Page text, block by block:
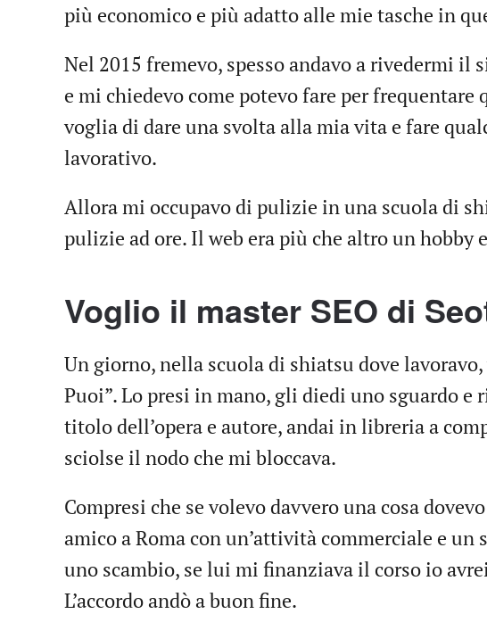
più economico e più adatto alle mie tasche in
Nel 2015 fremevo, spesso andavo a rivedermi
e mi chiedevo come potevo fare per
voglia di dare una svolta alla mia vita e fare
lavorativo.
Allora mi occupavo di pulizie in una scuola di
pulizie ad ore. Il web era più che altro un hobby
Voglio il master SEO di
Un giorno, nella scuola di shiatsu dove
Puoi”. Lo presi in mano, gli diedi uno sguardo
titolo dell’opera e autore, andai in libreria a
sciolse il nodo che mi bloccava.
Compresi che se volevo davvero una cosa
amico a Roma con un’attività commerciale e
uno scambio, se lui mi finanziava il corso io
L’accordo andò a buon fine.